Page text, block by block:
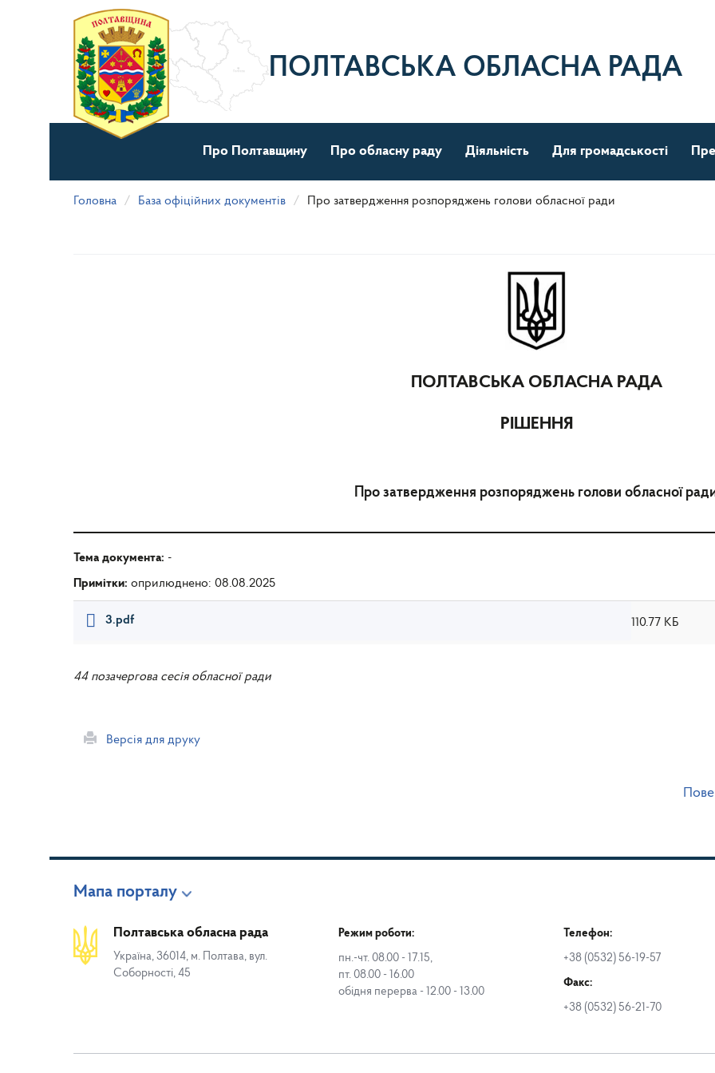
матеріалу
ПОЛТАВСЬКА ОБЛАСНА РАДА
Про Полтавщину Про обласну раду Діяльність Для громадськості
Головна База офіційних документів Про затвердження розпоряджень голови обласної ради
ПОЛТАВСЬКА ОБЛАСНА РАДА
РІШЕННЯ
Про затвердження розпоряджень голови обласної
Тема документа: -
Примітки: оприлюднено: 08.08.2025
3.pdf 110.77 КБ
44 позачергова сесія обласної ради
Версія для друку
Мапа порталу
Полтавська обласна рада
Україна, 36014, м. Полтава, вул.
Соборності, 45
Режим роботи:
пн.-чт. 08.00 - 17.15,
пт. 08.00 - 16.00
обідня перерва - 12.00 - 13.00
Телефон:
+38 (0532) 56-19-57
Факс:
+38 (0532) 56-21-70